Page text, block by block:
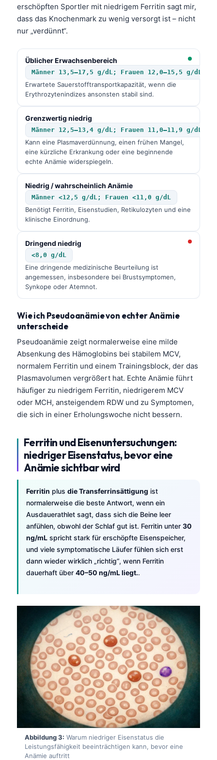
erschöpften Sportler mit niedrigem Ferritin sagt mir,
dass das Knochenmark zu wenig versorgt ist – nicht
nur „verdünnt“.
Üblicher Erwachsenbereich
Männer 13,5–17,5 g/dL; Frauen 12,0–15,5 g/dL
Erwartete Sauerstofftransportkapazität, wenn die
Erythrozytenindizes ansonsten stabil sind.
Grenzwertig niedrig
Männer 12,5–13,4 g/dL; Frauen 11,0–11,9 g/dL
Kann eine Plasmaverdünnung, einen frühen Mangel,
eine kürzliche Erkrankung oder eine beginnende
echte Anämie widerspiegeln.
Niedrig / wahrscheinlich Anämie
Männer <12,5 g/dL; Frauen <11,0 g/dL
Benötigt Ferritin, Eisenstudien, Retikulozyten und eine
klinische Einordnung.
Dringend niedrig
<8,0 g/dL
Eine dringende medizinische Beurteilung ist
angemessen, insbesondere bei Brustsymptomen,
Synkope oder Atemnot.
Wie ich Pseudoanämie von echter Anämie
unterscheide
Pseudoanämie zeigt normalerweise eine milde
Absenkung des Hämoglobins bei stabilem MCV,
normalem Ferritin und einem Trainingsblock, der das
Plasmavolumen vergrößert hat. Echte Anämie führt
häufiger zu niedrigem Ferritin, niedrigerem MCV
oder MCH, ansteigendem RDW und zu Symptomen,
die sich in einer Erholungswoche nicht bessern.
Ferritin und Eisenuntersuchungen:
niedriger Eisenstatus, bevor eine
Anämie sichtbar wird
Ferritin plus die Transferrinsättigung ist
normalerweise die beste Antwort, wenn ein
Ausdauerathlet sagt, dass sich die Beine leer
anfühlen, obwohl der Schlaf gut ist. Ferritin unter 30
ng/mL spricht stark für erschöpfte Eisenspeicher,
und viele symptomatische Läufer fühlen sich erst
dann wieder wirklich „richtig“, wenn Ferritin
dauerhaft über 40–50 ng/mL liegt..
Abbildung 3: Warum niedriger Eisenstatus die
Leistungsfähigkeit beeinträchtigen kann, bevor eine
Anämie auftritt